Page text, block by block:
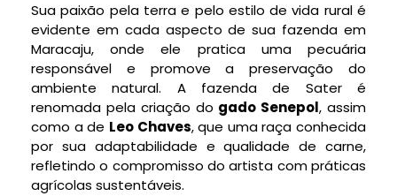
Sua paixão pela terra e pelo estilo de vida rural é
evidente em cada aspecto de sua fazenda em
Maracaju, onde ele pratica uma pecuária
responsável e promove a preservação do
ambiente natural. A fazenda de Sater é
renomada pela criação do gado Senepol, assim
como a de Leo Chaves, que uma raça conhecida
por sua adaptabilidade e qualidade de carne,
refletindo o compromisso do artista com práticas
agrícolas sustentáveis.